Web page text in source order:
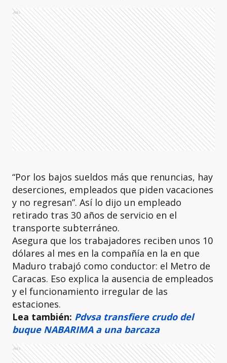
Ads
“Por los bajos sueldos más que renuncias, hay
deserciones, empleados que piden vacaciones
y no regresan”. Así lo dijo un empleado
retirado tras 30 años de servicio en el
transporte subterráneo.
Asegura que los trabajadores reciben unos 10
dólares al mes en la compañía en la en que
Maduro trabajó como conductor: el Metro de
Caracas. Eso explica la ausencia de empleados
y el funcionamiento irregular de las
estaciones.
Lea también: Pdvsa transfiere crudo del
buque NABARIMA a una barcaza
Ads